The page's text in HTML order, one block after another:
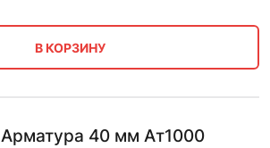
В КОРЗИНУ
Арматура 40 мм Ат1000